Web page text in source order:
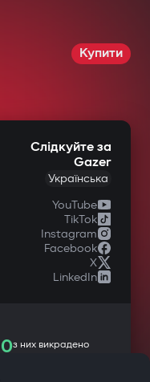
Купити
Слідкуйте за
Gazer
Українська
YouTube
TikTok
Instagram
Facebook
X
LinkedIn
0з них викрадено